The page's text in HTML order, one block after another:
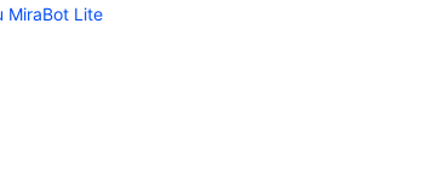
MiraBot Lite